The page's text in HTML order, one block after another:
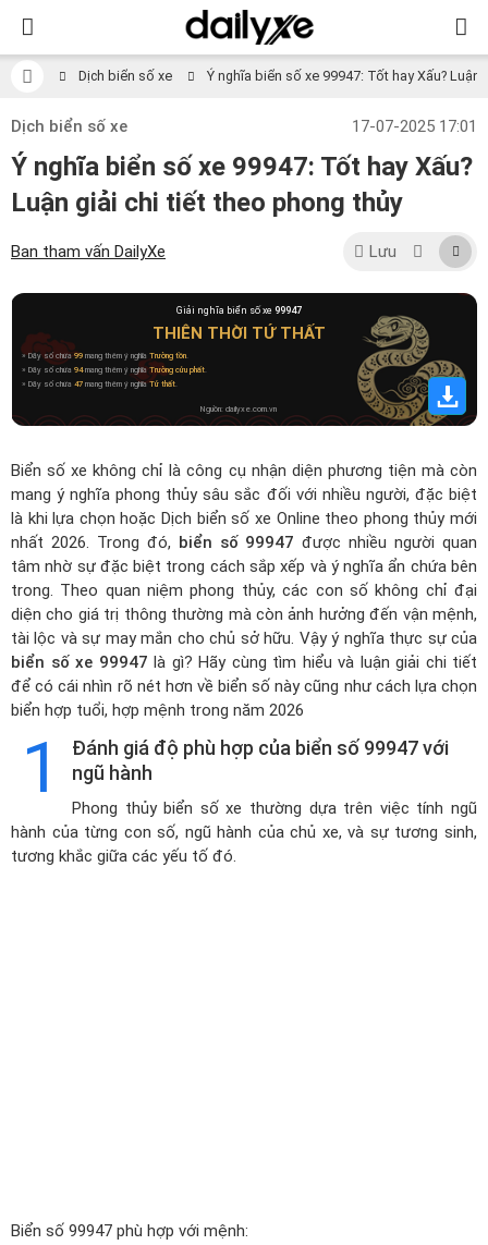
Dịch biển số xe Ý nghĩa biển số xe 99947: Tốt hay Xấu?
Dịch biển số xe 17-07-2025 17:01
Ý nghĩa biển số xe 99947: Tốt hay Xấu?
Luận giải chi tiết theo phong thủy
Ban tham vấn DailyXe Lưu
Giải nghĩa biển số xe 99947
THIÊN THỜI TỨ THẤT
» Dãy số chứa99 mang thêm ý nghĩa Trường tồn.
» Dãy số chứa 94mang thêm ý nghĩaTrường cửu phất.
» Dãy số chứa 47 mang thêm ý nghĩaTứ thất.
Nguồn: dailyxe.com.vn
Biển số xe không chỉ là công cụ nhận diện phương tiện mà còn
mang ý nghĩa phong thủy sâu sắc đối với nhiều người, đặc biệt
là khi lựa chọn hoặcDịch biển số xe Online theo phong thủy mới
nhất 2026. Trong đó, biển số 99947 được nhiều người quan
tâm nhờ sự đặc biệt trong cách sắp xếp và ý nghĩa ẩn chứa bên
trong. Theo quan niệm phong thủy, các con số không chỉ đại
diện cho giá trị thông thường mà còn ảnh hưởng đến vận mệnh,
tài lộc và sự may mắn cho chủ sở hữu. Vậy ý nghĩa thực sự của
biển số xe 99947 là gì? Hãy cùng tìm hiểu và luận giải chi tiết
để có cái nhìn rõ nét hơn về biển số này cũng như cách lựa chọn
biển hợp tuổi, hợp mệnh trong năm 2026
1
Đánh giá độ phù hợp của biển số 99947 với
ngũ hành
Phong thủy biển số xe thường dựa trên việc tính ngũ
hành của từng con số, ngũ hành của chủ xe, và sự tương sinh,
tương khắc giữa các yếu tố đó.
Biển số 99947 phù hợp với mệnh: